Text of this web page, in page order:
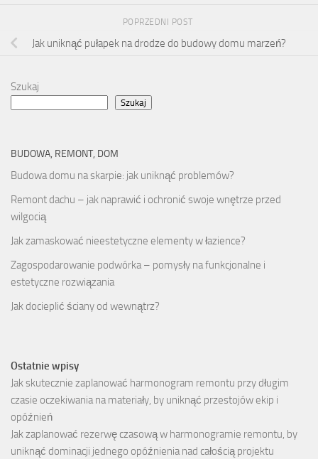
POPRZEDNI POST
Jak uniknąć pułapek na drodze do budowy domu marzeń?
Szukaj
Szukaj
BUDOWA, REMONT, DOM
Budowa domu na skarpie: jak uniknąć problemów?
Remont dachu – jak naprawić i ochronić swoje wnętrze przed
wilgocią
Jak zamaskować nieestetyczne elementy w łazience?
Zagospodarowanie podwórka – pomysły na funkcjonalne i
estetyczne rozwiązania
Jak docieplić ściany od wewnątrz?
Ostatnie wpisy
Jak skutecznie zaplanować harmonogram remontu przy długim
czasie oczekiwania na materiały, by uniknąć przestojów ekip i
opóźnień
Jak zaplanować rezerwę czasową w harmonogramie remontu, by
uniknąć dominacji jednego opóźnienia nad całością projektu